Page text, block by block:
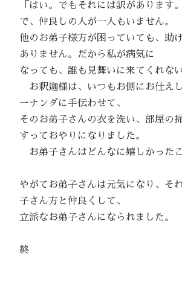
「はい。でもそれには訳があります
で、仲良しの人が一人もいません。
他のお弟子様方が困っていても、助
ありません。だから私が病気に
なっても、誰も見舞いに来てくれな
お釈迦様は、いつもお側にお仕え
ーナンダに手伝わせて、
そのお弟子さんの衣を洗い、部屋の
すっておやりになりました。
お弟子さんはどんなに嬉しかった
やがてお弟子さんは元気になり、そ
子さん方と仲良くして、
立派なお弟子さんになられました。
終